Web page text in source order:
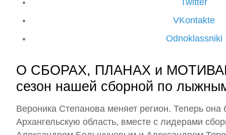
VKontakte
Odnoklassniki
О СБОРАХ, ПЛАНАХ и
сезон нашей сборной по
Вероника Степанова меняет регион. Теперь она
Архангельскую область, вместе с лидерами